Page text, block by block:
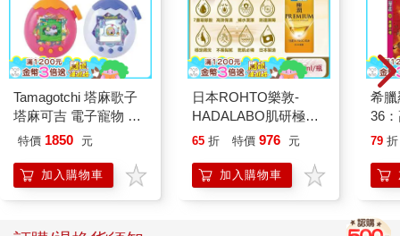
Tamagotchi 塔麻歌子
塔麻可吉 電子寵物 樂
園系列（熱帶橙果／極
特價 1850 元
加入購物車
日本ROHTO樂敦-
HADALABO肌研極潤
金緻7重玻尿酸高效保
140ml/金瓶(Premium
臉部肌膚護理乳霜,素
65 折 特價 976 元
加入購物車
希
36
79 折